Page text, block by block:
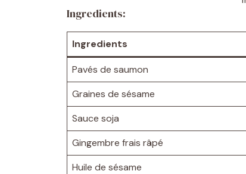
Ingredients:
Ingredients
Pavés de saumon
Graines de sésame
Sauce soja
Gingembre frais râpé
Huile de sésame